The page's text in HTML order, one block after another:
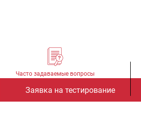
Часто задаваемые вопросы
Заявка на тестирование